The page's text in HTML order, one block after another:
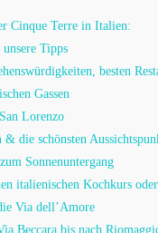
Cinque Terre in Italien:
Tipps
besten
Gassen
Lorenzo
die schönsten
Sonnenuntergang
italienischen Kochkurs
Via dell’Amore
Beccara bis nach